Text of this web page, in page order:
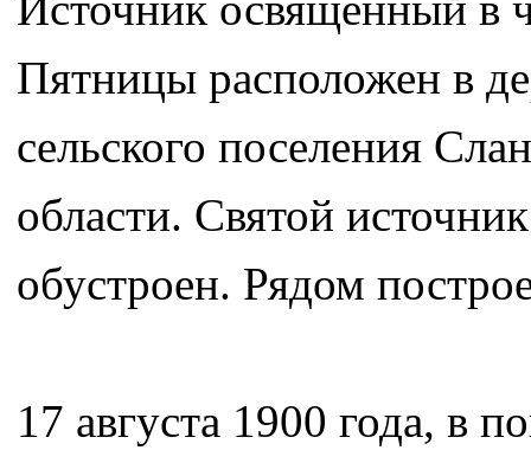
Пятницы расположен в
сельского поселения
области. Святой
обустроен. Рядом
17 августа 1900 года, в